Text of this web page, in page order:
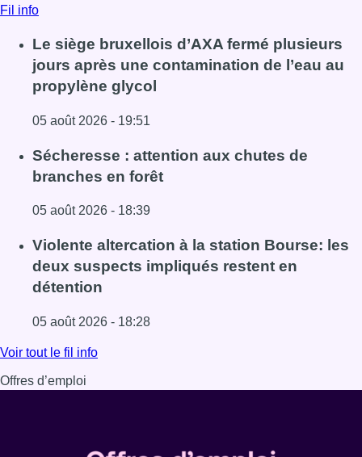
Fil info
Le siège bruxellois d’AXA fermé plusieurs
jours après une contamination de l’eau au
propylène glycol
05 août 2026 - 19:51
Lire l'article Le siège bruxellois d’AXA fermé plusieurs
Sécheresse : attention aux chutes de
branches en forêt
05 août 2026 - 18:39
Lire l'article Sécheresse : attention aux chutes de
Violente altercation à la station Bourse: les
deux suspects impliqués restent en
détention
05 août 2026 - 18:28
Lire l'article Violente altercation à la station Bourse: les
Voir tout le fil info
Offres d’emploi